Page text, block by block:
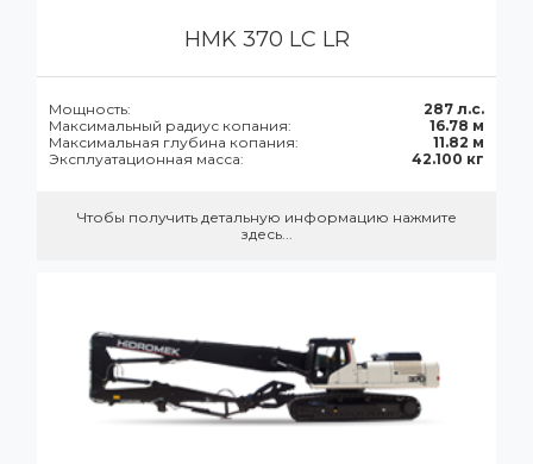
HMK 370 LC LR
Мощность:
287 л.с.
Максимальный радиус копания:
16.78 м
Максимальная глубина копания:
11.82 м
Эксплуатационная масса:
42.100 кг
Чтобы получить детальную информацию нажмите
здесь...